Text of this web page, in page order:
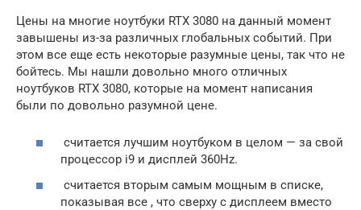
Цены на многие ноутбуки RTX 3080 на данный момент
завышены из-за различных глобальных событий. При
этом все еще есть некоторые разумные цены, так что не
бойтесь. Мы нашли довольно много отличных
ноутбуков RTX 3080, которые на момент написания
были по довольно разумной цене.
считается лучшим ноутбуком в целом — за свой
процессор i9 и дисплей 360Hz.
считается вторым самым мощным в списке,
показывая все , что сверху с дисплеем вместо